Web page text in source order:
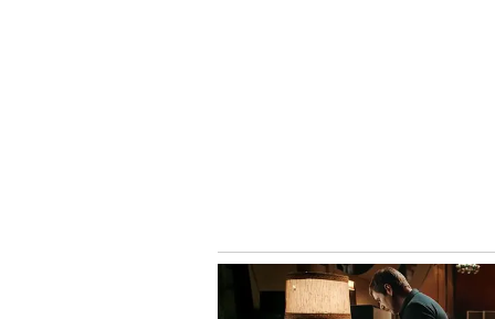
அந்த ஆடியோவில் தான்
கே.பி.முனுசாமி
இருக்கும் கருத்துக்கள்